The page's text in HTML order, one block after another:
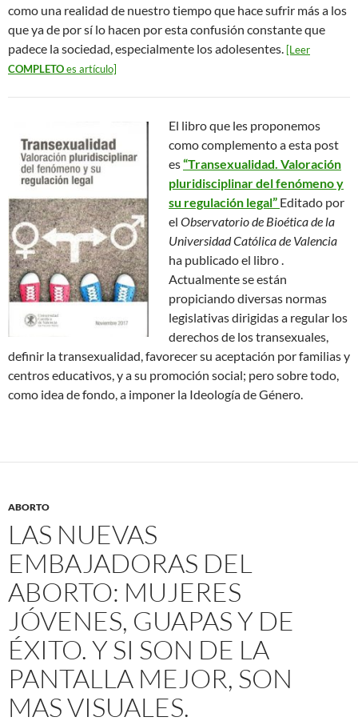
como una realidad de nuestro tiempo que hace sufrir más a los
que ya de por sí lo hacen por esta confusión constante que
padece la sociedad, especialmente los adolesentes. [Leer
COMPLETOes artículo]
El libro que les proponemos
como complemento a esta post
es“Transexualidad. Valoración
pluridisciplinar del fenómeno y
su regulación legal” Editado por
el Observatorio de Bioética de la
Universidad Católica de Valencia
ha publicado el libro .
Actualmente se están
propiciando diversas normas
legislativas dirigidas a regular los
derechos de los transexuales,
definir la transexualidad, favorecer su aceptación por familias y
centros educativos, y a su promoción social; pero sobre todo,
como idea de fondo, a imponer la Ideología de Género.
ABORTO
LAS NUEVAS
EMBAJADORAS DEL
ABORTO: MUJERES
JÓVENES, GUAPAS Y DE
ÉXITO. Y SI SON DE LA
PANTALLA MEJOR, SON
MAS VISUALES.